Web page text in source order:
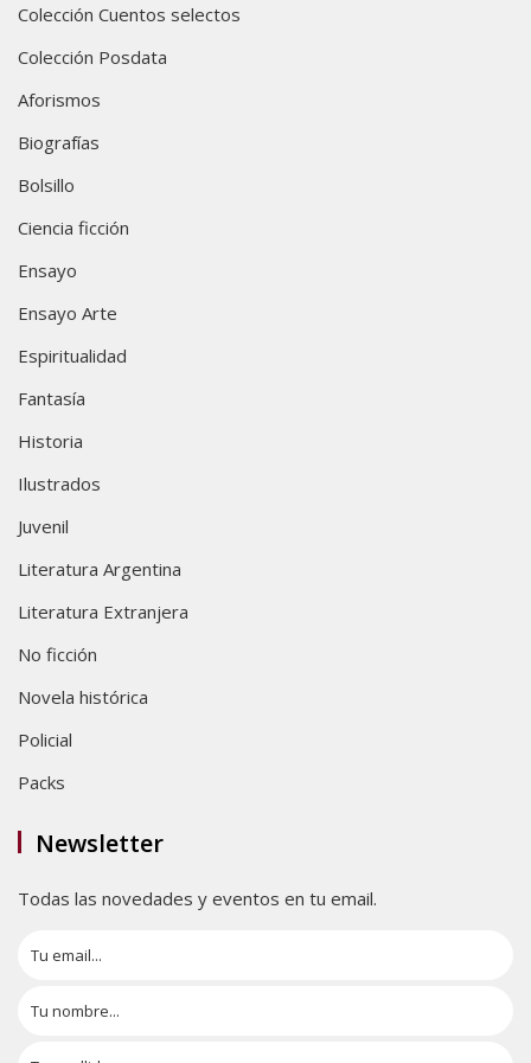
Colección Cuentos selectos
Colección Posdata
Aforismos
Biografías
Bolsillo
Ciencia ficción
Ensayo
Ensayo Arte
Espiritualidad
Fantasía
Historia
Ilustrados
Juvenil
Literatura Argentina
Literatura Extranjera
No ficción
Novela histórica
Policial
Packs
Newsletter
Todas las novedades y eventos en tu email.